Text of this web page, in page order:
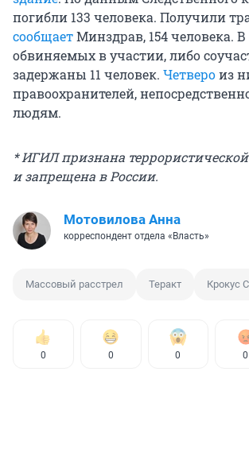
погибли 133 человека. Получили
сообщаетМинздрав, 154 человека. В
обвиняемых в участии, либо
задержаны 11 человек. Четвероиз
правоохранителей,
людям.
* ИГИЛ признана
и запрещена в России.
Мотовилова Анна
корреспондент отдела «Власть»
Массовый расстрел Теракт Крокус
0 0 0 0